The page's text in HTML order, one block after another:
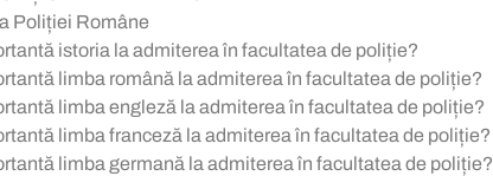
Poliției Române
istoria la admiterea în facultatea de poliție?
limba română la admiterea în facultatea de poliție?
limba engleză la admiterea în facultatea de poliție?
limba franceză la admiterea în facultatea de poliție?
limba germană la admiterea în facultatea de poliție?